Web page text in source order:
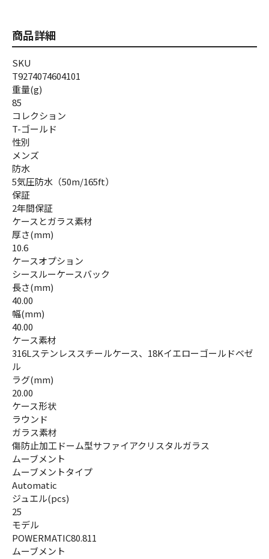
商品詳細
SKU
T9274074604101
重量(g)
85
コレクション
T-ゴールド
性別
メンズ
防水
5気圧防水（50m/165ft）
保証
2年間保証
ケースとガラス素材
厚さ(mm)
10.6
ケースオプション
シースルーケースバック
長さ(mm)
40.00
幅(mm)
40.00
ケース素材
316Lステンレススチールケース、18Kイエローゴールドベゼ
ル
ラグ(mm)
20.00
ケース形状
ラウンド
ガラス素材
傷防止加工ドーム型サファイアクリスタルガラス
ムーブメント
ムーブメントタイプ
Automatic
ジュエル(pcs)
25
モデル
POWERMATIC80.811
ムーブメント